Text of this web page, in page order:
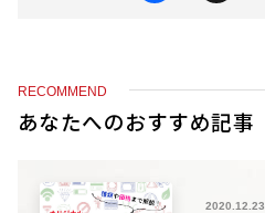
e
b
RECOMMEND
あなたへのおすすめ記事
2020.12.23